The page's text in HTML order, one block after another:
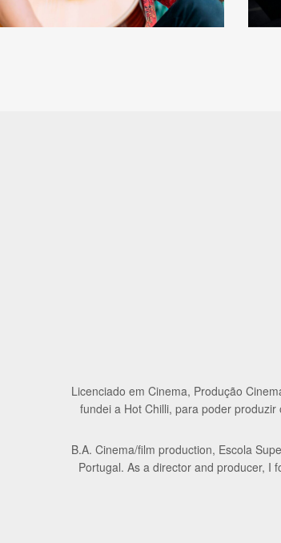
Licenciado em Cinema, Produção
fundei a Hot Chilli, para poder
B.A. Cinema/film production, Escola
Portugal. As a director and producer, I